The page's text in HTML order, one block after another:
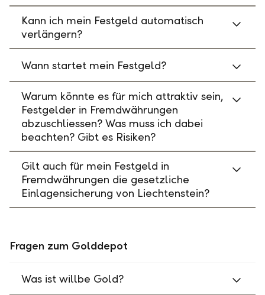
Kann ich mein Festgeld automatisch
verlängern?
Wann startet mein Festgeld?
Warum könnte es für mich attraktiv sein,
Festgelder in Fremdwährungen
abzuschliessen? Was muss ich dabei
beachten? Gibt es Risiken?
Gilt auch für mein Festgeld in
Fremdwährungen die gesetzliche
Einlagensicherung von Liechtenstein?
Fragen zum Golddepot
Was ist willbe Gold?